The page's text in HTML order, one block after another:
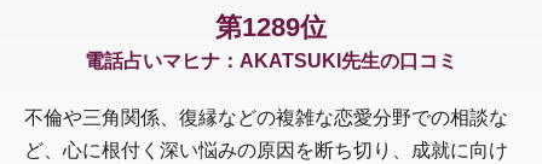
第1289位
電話占いマヒナ：AKATSUKI先生の口コミ
不倫や三角関係、復縁などの複雑な恋愛分野での相談な
ど、心に根付く深い悩みの原因を断ち切り、成就に向け